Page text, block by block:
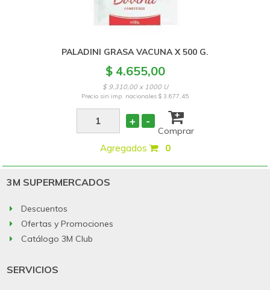
PALADINI GRASA VACUNA X 500 G.
$ 4.655,00
$ 9.310,00 x 1000 U
Precio sin imp. nacionales$ 3.677,45
+ -
Comprar
Agregados : 0
3M SUPERMERCADOS
Descuentos
Ofertas y Promociones
Catálogo 3M Club
SERVICIOS